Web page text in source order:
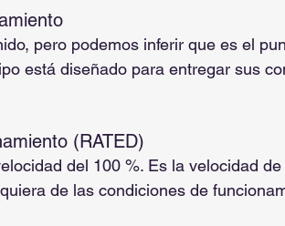
pero podemos inferir que es el
está diseñado para entregar sus
(RATED)
del 100 %. Es la velocidad
de las condiciones de